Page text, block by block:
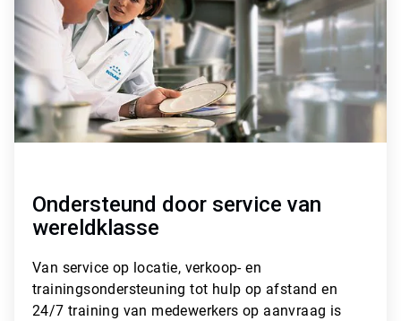
e
T
i
l
e
3
ˑ
Ondersteund door service van
wereldklasse
Van service op locatie, verkoop- en
trainingsondersteuning tot hulp op afstand en
24/7 training van medewerkers op aanvraag is